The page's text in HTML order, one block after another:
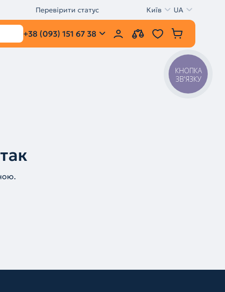
Перевірити статус Київ UA
+38 (093) 151 67 38
КНОПКА
ЗВ'ЯЗКУ